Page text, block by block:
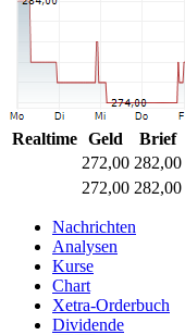
Realtime Geld Brief
272,00 282,00
272,00 282,00
Nachrichten
Analysen
Kurse
Chart
Xetra-Orderbuch
Dividende